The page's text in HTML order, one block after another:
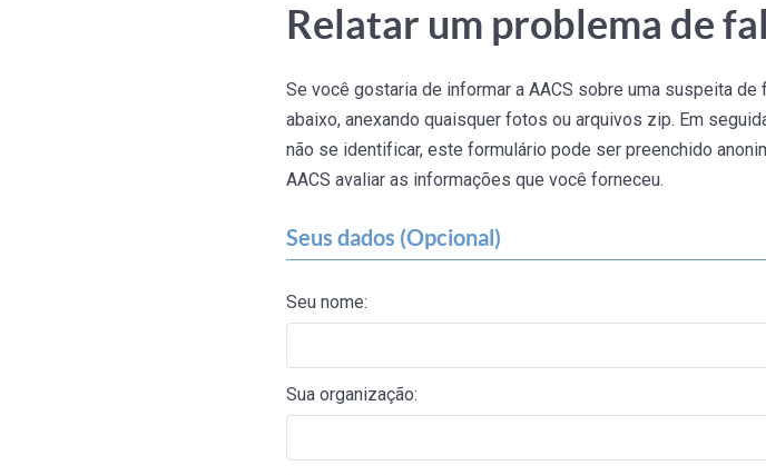
Relatar um problema de
Se você gostaria de informar a AACS sobre uma suspeita
abaixo, anexando quaisquer fotos ou arquivos zip. Em
não se identificar, este formulário pode ser preenchido
AACS avaliar as informações que você forneceu.
Seus dados (Opcional)
Seu nome:
Sua organização: